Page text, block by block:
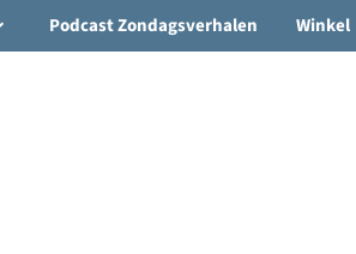
Podcast Zondagsverhalen Winkel